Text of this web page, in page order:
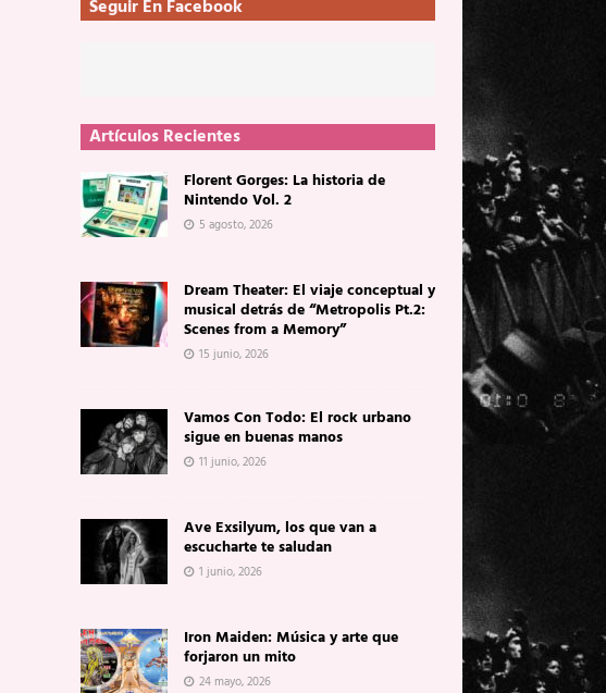
Seguir En Facebook
Artículos Recientes
Florent Gorges: La historia de
Nintendo Vol. 2
5 agosto, 2026
Dream Theater: El viaje conceptual y
musical detrás de “Metropolis Pt.2:
Scenes from a Memory”
15 junio, 2026
Vamos Con Todo: El rock urbano
sigue en buenas manos
11 junio, 2026
Ave Exsilyum, los que van a
escucharte te saludan
1 junio, 2026
Iron Maiden: Música y arte que
forjaron un mito
24 mayo, 2026